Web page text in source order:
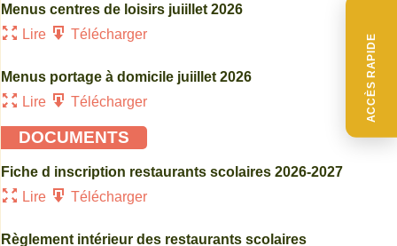
ACCÈS RAPIDE
Menus centres de loisirs juiillet 2026
Lire
Télécharger
Menus portage à domicile juiillet 2026
Lire
Télécharger
DOCUMENTS
Fiche d inscription restaurants scolaires 2026-2027
Lire
Télécharger
Règlement intérieur des restaurants scolaires